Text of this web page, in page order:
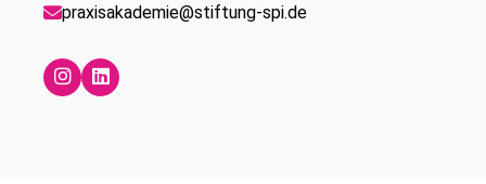
praxisakademie@stiftung-spi.de